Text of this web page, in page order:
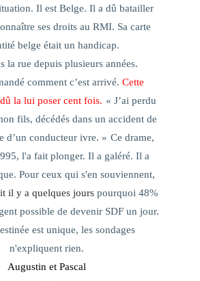
Il est Belge. Il a dû batailler
ses droits au RMI. Sa carte
belge était un handicap.
la rue depuis plusieurs années.
comment c’est arrivé. Cette
la lui poser cent fois. «J’ai perdu
fils, décédés dans un accident de
d’un conducteur ivre. » Ce drame,
l'a fait plonger. Il a galéré. Il a
Pour ceux qui s'en souviennent,
il y a quelques jourspourquoi 48%
possible de devenir SDF un jour.
est unique, les sondages
n'expliquent rien.
Augustin et Pascal